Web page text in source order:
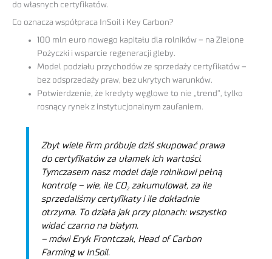
do własnych certyfikatów.
Co oznacza współpraca InSoil i Key Carbon?
100 mln euro nowego kapitału dla rolników – na Zielone
Pożyczki i wsparcie regeneracji gleby.
Model podziału przychodów ze sprzedaży certyfikatów –
bez odsprzedaży praw, bez ukrytych warunków.
Potwierdzenie, że kredyty węglowe to nie „trend”, tylko
rosnący rynek z instytucjonalnym zaufaniem.
Zbyt wiele firm próbuje dziś skupować prawa
do certyfikatów za ułamek ich wartości.
Tymczasem nasz model daje rolnikowi pełną
kontrolę – wie, ile CO₂ zakumulował, za ile
sprzedaliśmy certyfikaty i ile dokładnie
otrzyma. To działa jak przy plonach: wszystko
widać czarno na białym.
– mówi Eryk Frontczak, Head of Carbon
Farming w InSoil.